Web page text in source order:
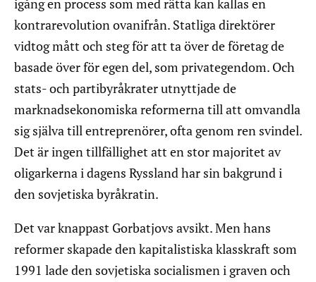
igång en process som med rätta kan kallas en
kontrarevolution ovanifrån. Statliga direktörer
vidtog mått och steg för att ta över de företag de
basade över för egen del, som privategendom. Och
stats- och partibyråkrater utnyttjade de
marknadsekonomiska reformerna till att omvandla
sig själva till entreprenörer, ofta genom ren svindel.
Det är ingen tillfällighet att en stor majoritet av
oligarkerna i dagens Ryssland har sin bakgrund i
den sovjetiska byråkratin.
Det var knappast Gorbatjovs avsikt. Men hans
reformer skapade den kapitalistiska klasskraft som
1991 lade den sovjetiska socialismen i graven och